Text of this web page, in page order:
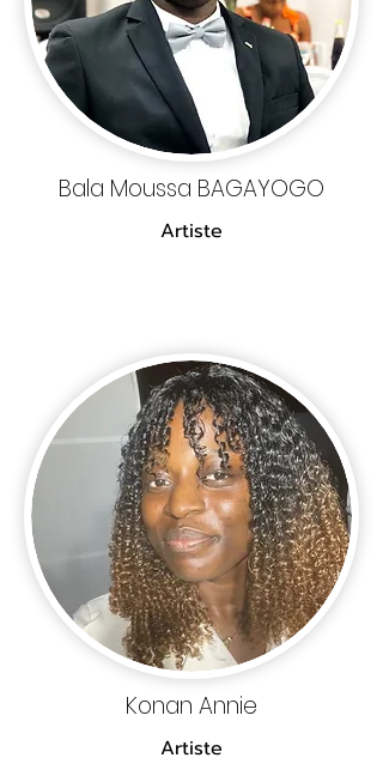
Bala Moussa BAGAYOGO
Artiste
Konan Annie
Artiste